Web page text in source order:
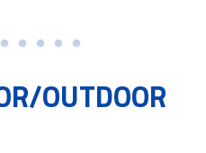
OUTDOOR